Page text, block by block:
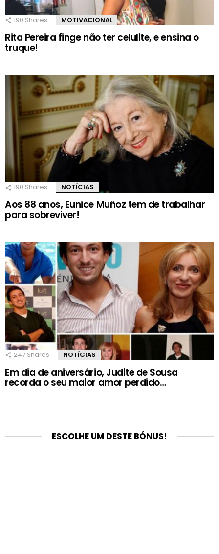
190 Shares MOTIVACIONAL
Rita Pereira finge não ter celulite, e ensina o
truque!
190 Shares NOTÍCIAS
Aos 88 anos, Eunice Muñoz tem de trabalhar
para sobreviver!
247 Shares NOTÍCIAS
Em dia de aniversário, Judite de Sousa
recorda o seu maior amor perdido…
ESCOLHE UM DESTE BÓNUS!